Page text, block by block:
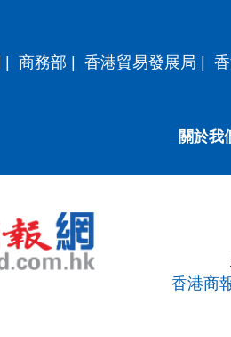
商務部 香港貿易發展局
關於我
香港商